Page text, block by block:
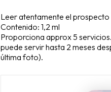
Leer atentamente el prospecto
Contenido: 1,2 ml
Proporciona approx 5
puede servir hasta 2 meses
última foto).